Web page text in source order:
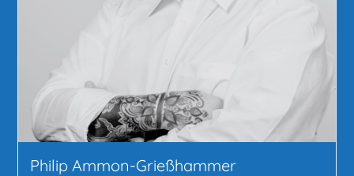
Philip Ammon-Grießhammer